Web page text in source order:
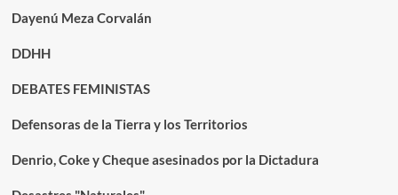
Dayenú Meza Corvalán
DDHH
DEBATES FEMINISTAS
Defensoras de la Tierra y los Territorios
Denrio, Coke y Cheque asesinados por la Dictadura